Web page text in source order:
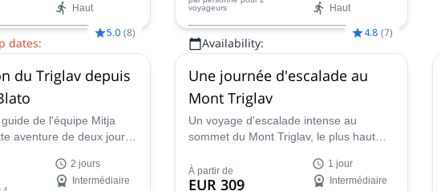
Haut
dates:
2 sept.,6 sept.,9 sept.,
20 sept.,
voyageurs
Haut
Availability:
5.0 (8)
du Triglav depuis
de l'équipe Mitja
aventure de deux jours
et en parcourant la
lacs.
2 jours
Intermédiaire
4.8 (7)
Une journée d'escalade au
Mont Triglav
Un voyage d'escalade intense au
sommet du Mont Triglav, le plus haut
Matevz, un guide de montagne de
l'IFMGA.
À partir de
EUR 309
1 jour
Intermédiaire